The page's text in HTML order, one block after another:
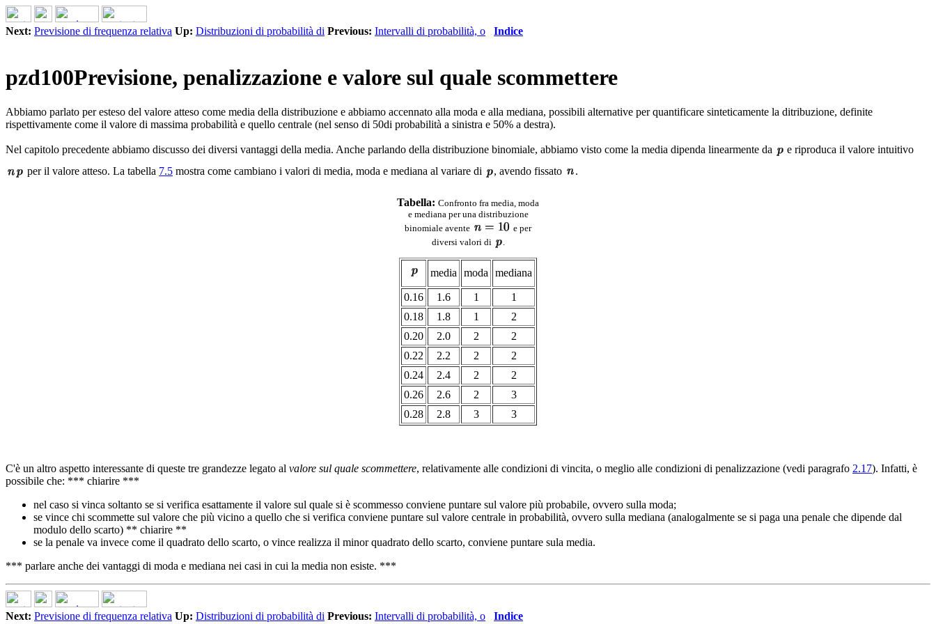
Next: Previsione di frequenza relativa Up: Distribuzioni di probabilità di Previous: Intervalli di probabilità, o Indice
pzd100Previsione, penalizzazione e valore sul quale scommettere
Abbiamo parlato per esteso del valore atteso come media della distribuzione e abbiamo accennato alla moda e alla mediana, possibili alternative per quantificare sinteticamente la ditribuzione, definite
rispettivamente come il valore di massima probabilità e quello centrale (nel senso di 50di probabilità a sinistra e 50% a destra).
Nel capitolo precedente abbiamo discusso dei diversi vantaggi della media. Anche parlando della distribuzione binomiale, abbiamo visto come la media dipenda linearmente da
e riproduca il valore intuitivo
per il valore atteso. La tabella 7.5 mostra come cambiano i valori di media, moda e mediana al variare di , avendo fissato .
Tabella: Confronto fra media, moda
e mediana per una distribuzione
binomiale avente
e per
diversi valori di
media moda mediana
0.16 1.6 1
1
0.18
1.8 1
2
0.20
2.0 2
2
0.22
2.2 2
2
0.24
2.4 2
2
0.26
2.6 2
3
0.28
2.8 3 3
C'è un altro aspetto interessante di queste tre grandezze legato al valore sul quale scommettere, relativamente alle condizioni di vincita, o meglio alle condizioni di penalizzazione (vedi paragrafo 2.17). Infatti, è
possibile che: *** chiarire ***
nel caso si vinca soltanto se si verifica esattamente il valore sul quale si è scommesso conviene puntare sul valore più probabile, ovvero sulla moda;
se vince chi scommette sul valore che più vicino a quello che si verifica conviene puntare sul valore centrale in probabilità, ovvero sulla mediana (analogalmente se si paga una penale che dipende dal
modulo dello scarto) ** chiarire **
se la penale va invece come il quadrato dello scarto, o vince realizza il minor quadrato dello scarto, conviene puntare sula media.
*** parlare anche dei vantaggi di moda e mediana nei casi in cui la media non esiste. ***
Next: Previsione di frequenza relativa Up: Distribuzioni di probabilità di Previous: Intervalli di probabilità, o
Indice